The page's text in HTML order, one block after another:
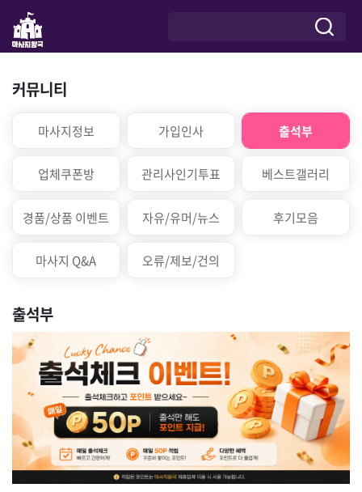
커뮤니티
마사지정보 가입인사 출석부
업체쿠폰방 관리사인기투표 베스트갤러리
경품/상품 이벤트 자유/유머/뉴스 후기모음
마사지 Q&A 오류/제보/건의
출석부